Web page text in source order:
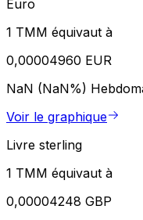
Euro
1 TMM équivaut à
0,00004960 EUR
NaN (NaN%)
Voir le graphique
Livre sterling
1 TMM équivaut à
0,00004248 GBP